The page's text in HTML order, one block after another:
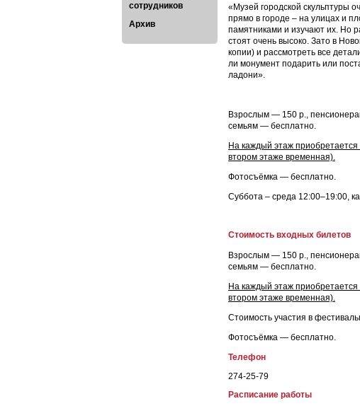
сотрудников
Архив
«Музей городской скульптуры
прямо в городе – на улицах и
памятниками и изучают их. Но
стоят очень высоко. Зато в
копии) и рассмотреть все
ли монумент подарить или
ладони».
Взрослым — 150 р.,
семьям — бесплатно.
На каждый этаж
втором этаже временная).
Фотосъёмка — бесплатно.
Суббота – среда 12:00–19:00,
Стоимость входных билетов
Взрослым — 150 р.,
семьям — бесплатно.
На каждый этаж
втором этаже временная).
Стоимость участия в
Фотосъёмка — бесплатно.
Телефон
274-25-79
Расписание работы